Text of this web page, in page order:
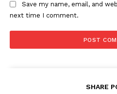
Save my name, email, and
next time I comment.
SHARE